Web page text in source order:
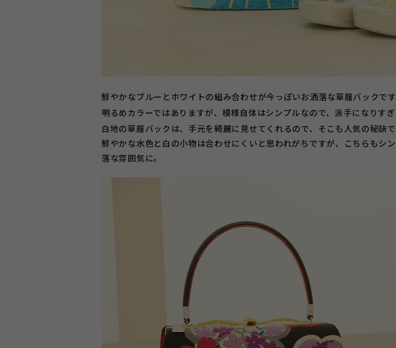
鮮やかなブルーとホワイトの組み合わせが今っぽいお洒落な草履バックです
明るめカラーではありますが、模様自体はシンプルなので、派手になりす
白地の草履バックは、手元を綺麗に見せてくれるので、そこも人気の秘訣
鮮やかな水色と白の小物は合わせにくいと思われがちですが、こちらもシ
落な雰囲気に。